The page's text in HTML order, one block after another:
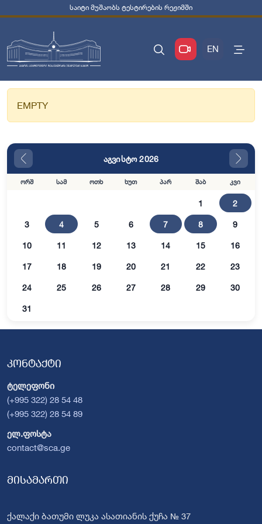
საიტი მუშაობს ტესტირების რეჟიმში
EN
EMPTY
აგვისტო 2026
ორშ სამ ოთხ ხუთ პარ შაბ კვი
1 2
3 4 5 6 7 8 9
10 11 12 13 14 15 16
17 18 19 20 21 22 23
24 25 26 27 28 29 30
31
კონტაქტი
ტელეფონი
(+995 322) 28 54 48
(+995 322) 28 54 89
ელ.ფოსტა
contact@sca.ge
მისამართი
ქალაქი ბათუმი ლუკა ასათიანის ქუჩა № 37